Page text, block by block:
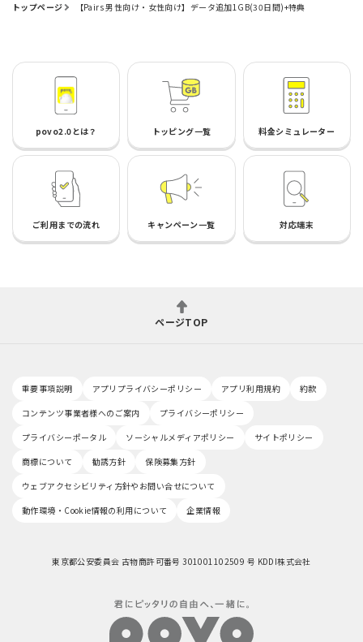
トップページ 【Pairs 男性向け・女性向け】データ追加1GB(30日間)+特典
povo2.0とは？ トッピング一覧 料金シミュレーター
ご利用までの流れ キャンペーン一覧 対応端末
ページTOP
重要事項説明 アプリプライバシーポリシー アプリ利用規約
約款
コンテンツ事業者様へのご案内
プライバシーポリシー
プライバシーポータル
ソーシャルメディアポリシー
サイトポリシー
商標について
勧誘方針
保険募集方針
ウェブアクセシビリティ方針やお問い合せについて
動作環境・Cookie情報の利用について
企業情報
東京都公安委員会 古物商許可番号 301001102509 号 KDDI株式会社